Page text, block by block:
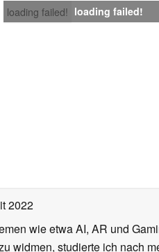
loading failed! loading failed!
2022
wie etwa AI, AR und
widmen, studierte ich nach